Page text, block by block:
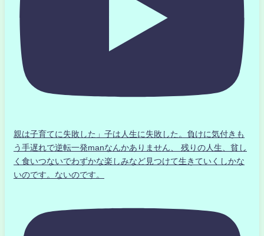
親は子育てに失敗した」子は人生に失敗した。負けに気付きも
う手遅れで逆転一発manなんかありません、 残りの人生、貧し
く食いつないでわずかな楽しみなど見つけて生きていくしかな
いのです。ないのです。